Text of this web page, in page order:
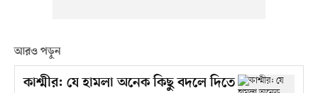
আরও পড়ুন
কাশ্মীর: যে হামলা অনেক কিছু বদলে দিতে